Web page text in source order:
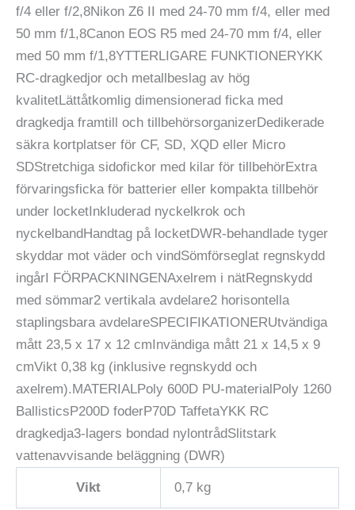
f/4 eller f/2,8Nikon Z6 II med 24-70 mm f/4, eller med
50 mm f/1,8Canon EOS R5 med 24-70 mm f/4, eller
med 50 mm f/1,8YTTERLIGARE FUNKTIONERYKK
RC-dragkedjor och metallbeslag av hög
kvalitetLättåtkomlig dimensionerad ficka med
dragkedja framtill och tillbehörsorganizerDedikerade
säkra kortplatser för CF, SD, XQD eller Micro
SDStretchiga sidofickor med kilar för tillbehörExtra
förvaringsficka för batterier eller kompakta tillbehör
under locketInkluderad nyckelkrok och
nyckelbandHandtag på locketDWR-behandlade tyger
skyddar mot väder och vindSömförseglat regnskydd
ingårI FÖRPACKNINGENAxelrem i nätRegnskydd
med sömmar2 vertikala avdelare2 horisontella
staplingsbara avdelareSPECIFIKATIONERUtvändiga
mått 23,5 x 17 x 12 cmInvändiga mått 21 x 14,5 x 9
cmVikt 0,38 kg (inklusive regnskydd och
axelrem).MATERIALPoly 600D PU-materialPoly 1260
BallisticsP200D foderP70D TaffetaYKK RC
dragkedja3-lagers bondad nylontrådSlitstark
vattenavvisande beläggning (DWR)
Vikt 0,7 kg